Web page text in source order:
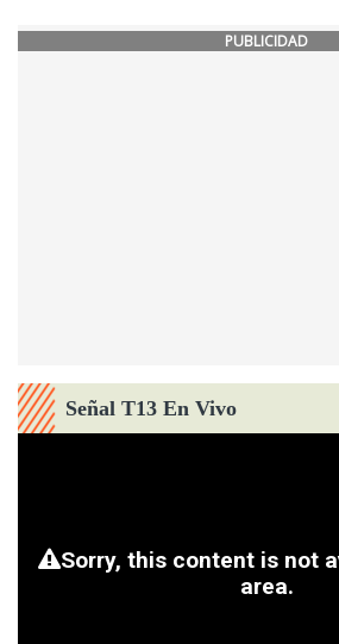
PUBLICIDAD
Señal T13 En Vivo